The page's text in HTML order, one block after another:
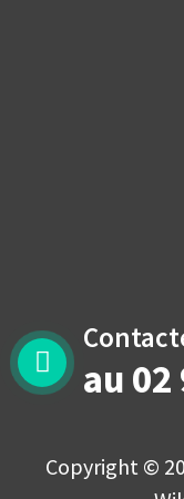
au 02
Copyright ©